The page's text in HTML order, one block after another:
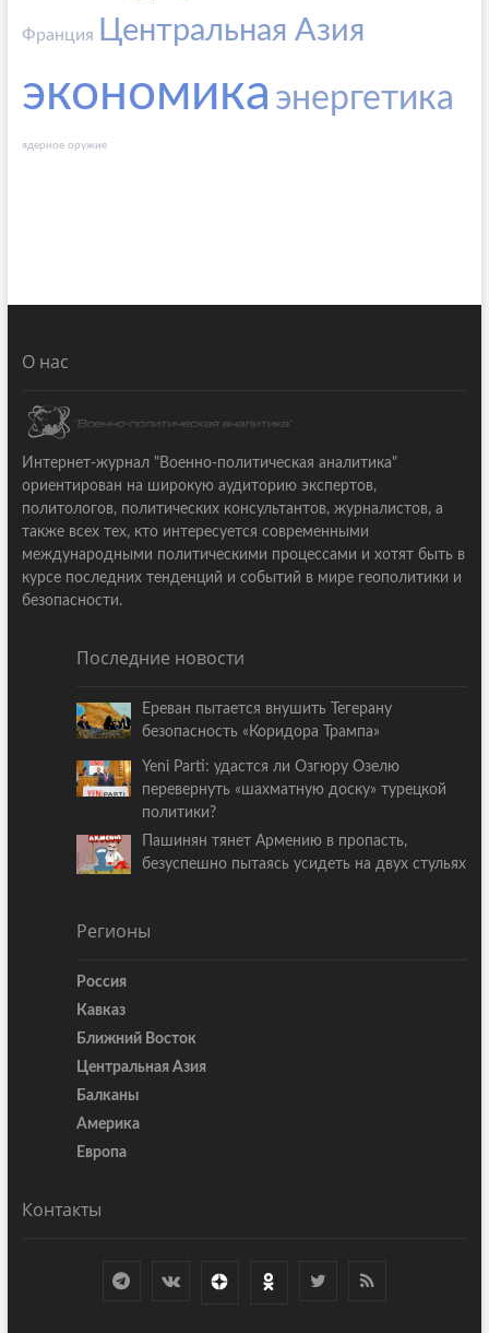
Франция Центральная Азия
экономика энергетика
ядерное оружие
О нас
Интернет-журнал "Военно-политическая аналитика"
ориентирован на широкую аудиторию экспертов,
политологов, политических консультантов, журналистов, а
также всех тех, кто интересуется современными
международными политическими процессами и хотят быть в
курсе последних тенденций и событий в мире геополитики и
безопасности.
Последние новости
Ереван пытается внушить Тегерану
безопасность «Коридора Трампа»
Yeni Parti: удастся ли Озгюру Озелю
перевернуть «шахматную доску» турецкой
политики?
Пашинян тянет Армению в пропасть,
безуспешно пытаясь усидеть на двух стульях
Регионы
Россия
Кавказ
Ближний Восток
Центральная Азия
Балканы
Америка
Европа
Контакты